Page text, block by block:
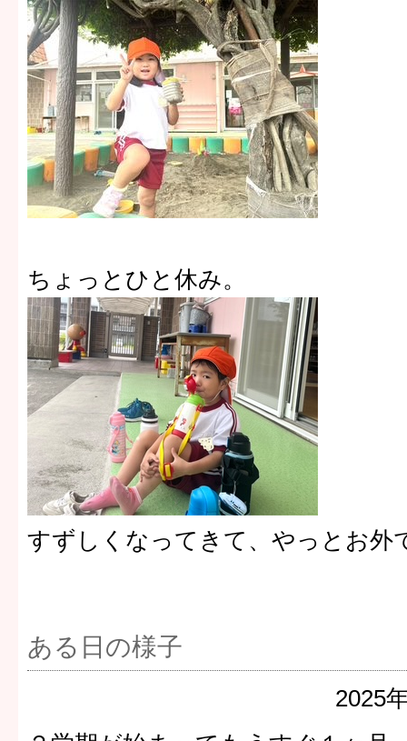
ちょっとひと休み。
すずしくなってきて、やっとお外
ある日の様子
2025